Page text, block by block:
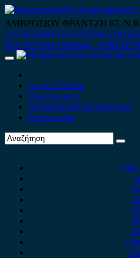
Skip
to
content
ΑΜΒΡΟΣΙΟΥ ΦΡΑΝΤΖΗ 67,
210 9012444 210 9239148 210
Κινητό-Viber-whatsapp :
Primary
Αρχική Σελίδα
Ποιοί είμαστε
Ανταλλακτικά Αυτοκινήτων
Επικοινωνία
Alfa